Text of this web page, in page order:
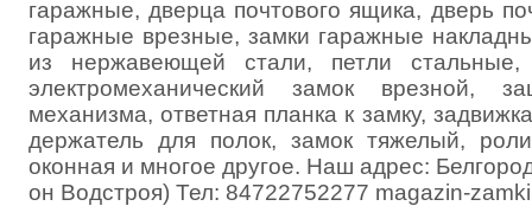
гаражные, дверца почтового ящика, дверь
гаражные врезные, замки гаражные
из нержавеющей стали, петли стальные,
электромеханический замок врезной,
механизма, ответная планка к замку,
держатель для полок, замок тяжелый,
оконная и многое другое. Наш адрес:
он Водстроя) Тел: 84722752277 magazin-